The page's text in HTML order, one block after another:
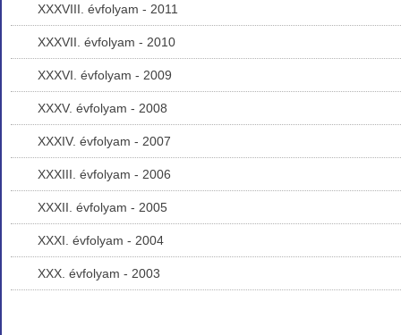
XXXVIII. évfolyam - 2011
XXXVII. évfolyam - 2010
XXXVI. évfolyam - 2009
XXXV. évfolyam - 2008
XXXIV. évfolyam - 2007
XXXIII. évfolyam - 2006
XXXII. évfolyam - 2005
XXXI. évfolyam - 2004
XXX. évfolyam - 2003